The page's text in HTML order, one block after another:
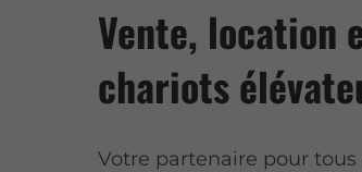
Vente, location
chariots
Votre partenaire pour tous